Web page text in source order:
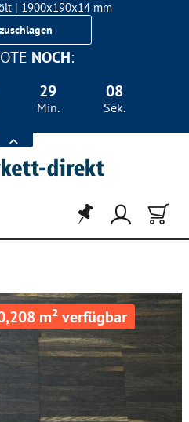
| 1900x190x14 mm
für nur 29,90 €/m²
NOCH:
29
Min.
08
Sek.
m² verfügbar